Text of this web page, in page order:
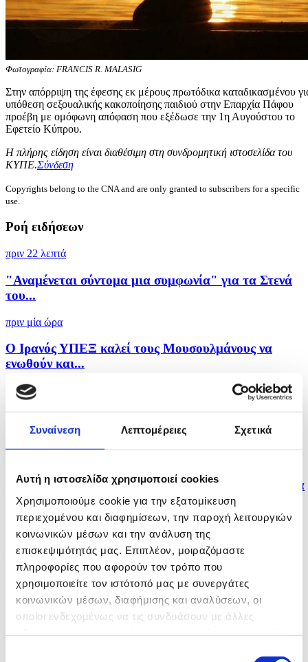
Συναίνεση Λεπτομέρειες Σχετικά
Αυτή η ιστοσελίδα χρησιμοποιεί cookies
Χρησιμοποιούμε cookie για την εξατομίκευση
περιεχομένου και διαφημίσεων, την παροχή λειτουργιών
κοινωνικών μέσων και την ανάλυση της
επισκεψιμότητάς μας. Επιπλέον, μοιραζόμαστε
πληροφορίες που αφορούν τον τρόπο που
χρησιμοποιείτε τον ιστότοπό μας με συνεργάτες
κοινωνικών μέσων, διαφήμισης και αναλύσεων, οι
οποίοι ενδεχομένως να τις συνδυάσουν με άλλες
Φωτογραφία: FRANCIS R. MALASIG
Στην απόρριψη της έφεσης εκ μέρους πρωτόδικα καταδικασμένου
υπόθεση σεξουαλικής κακοποίησης παιδιού στην Επαρχία Πάφου
προέβη με ομόφωνη απόφαση που εξέδωσε την 1η Αυγούστου το
Εφετείο Κύπρου.
Η πλήρης είδηση είναι διαθέσιμη στη συνδρομητική ιστοσελίδα του
ΚΥΠΕ.Σύνδεση
Copyrights belong to the CNA and are only granted to subscribers for a specific
use.
Ροή ειδήσεων
πριν 22 λεπτά
"Αναμένεται σύντομα μια συμφωνία" για τα Στενά
του...
πριν μία ώρα
Ο Ιρανός ΥΠΕΞ καλεί τους Μουσουλμάνους να
ενωθούν και...
πριν μία ώρα
Πολλαπλά μηνύματα από αμυντική συμφωνία Σ.
Αραβίας,...
Δύο νεκροί και έξι τραυματίες από ρωσικά πλήγματα
στο...
πριν μία ώρα
Η Αμερικανική Γερουσία ενέκρινε νέες κυρώσεις σε
βάρος...